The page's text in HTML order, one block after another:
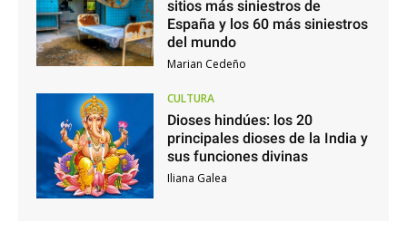
sitios más siniestros de
España y los 60 más siniestros
del mundo
Marian Cedeño
CULTURA
Dioses hindúes: los 20
principales dioses de la India y
sus funciones divinas
Iliana Galea